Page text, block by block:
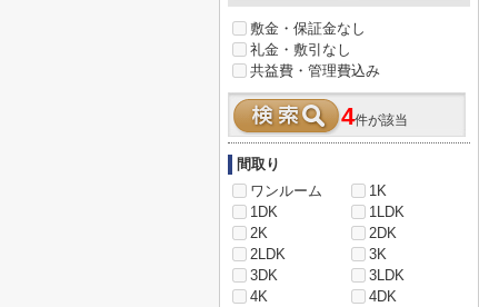
敷金・保証金なし
礼金・敷引なし
共益費・管理費込み
4件が該当
間取り
ワンルーム
1K
1DK
1LDK
2K
2DK
2LDK
3K
3DK
3LDK
4K
4DK